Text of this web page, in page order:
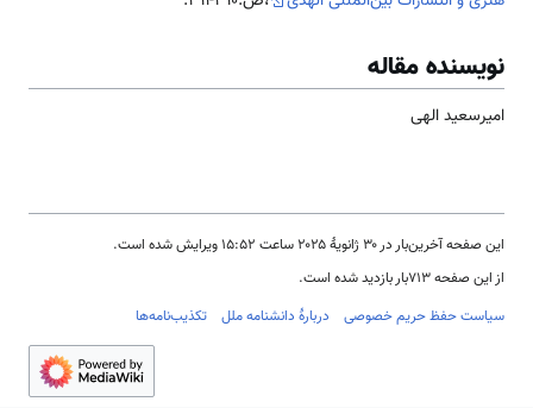
نویسنده مقاله
امیرسعید الهی
این صفحه آخرین‌بار در ‏۳۰ ژانویهٔ ۲۰۲۵ ساعت ‏۱۵:۵۲ ویرایش شده است.
از این صفحه ۷۱۳بار بازدید شده است.
سیاست حفظ حریم خصوصی
دربارهٔ دانشنامه ملل تکذیب‌نامه‌ها